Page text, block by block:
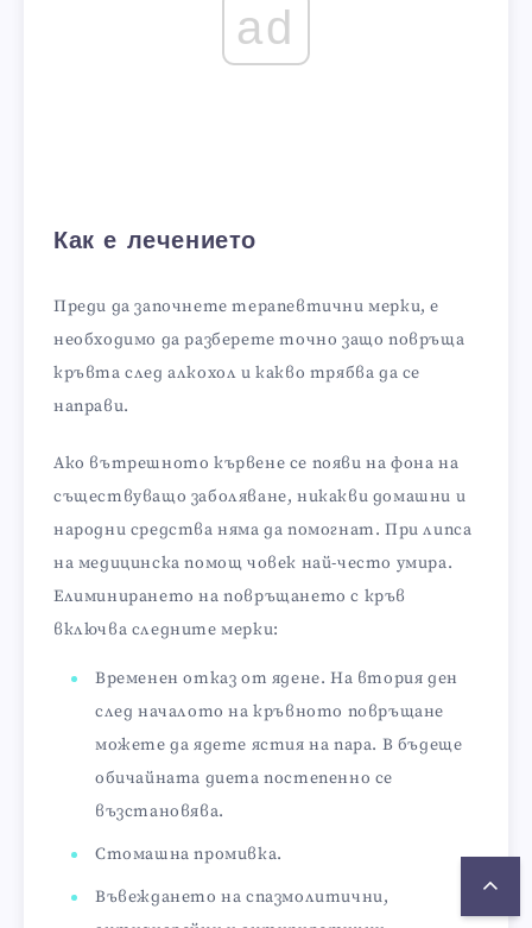
ad
Как е лечението
Преди да започнете терапевтични мерки, е
необходимо да разберете точно защо повръща
кръвта след алкохол и какво трябва да се
направи.
Ако вътрешното кървене се появи на фона на
съществуващо заболяване, никакви домашни и
народни средства няма да помогнат. При липса
на медицинска помощ човек най-често умира.
Елиминирането на повръщането с кръв
включва следните мерки:
Временен отказ от ядене. На втория ден
след началото на кръвното повръщане
можете да ядете ястия на пара. В бъдеще
обичайната диета постепенно се
възстановява.
Стомашна промивка.
Въвеждането на спазмолитични,